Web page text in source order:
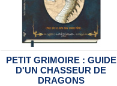
PETIT GRIMOIRE : GUIDE
D'UN CHASSEUR DE
DRAGONS